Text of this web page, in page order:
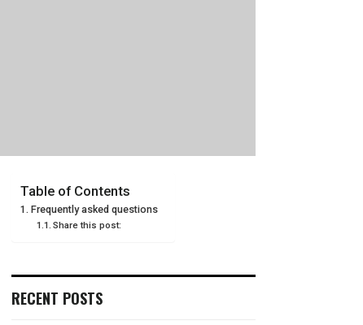
Table of Contents
Frequently asked questions
Share this post:
RECENT POSTS